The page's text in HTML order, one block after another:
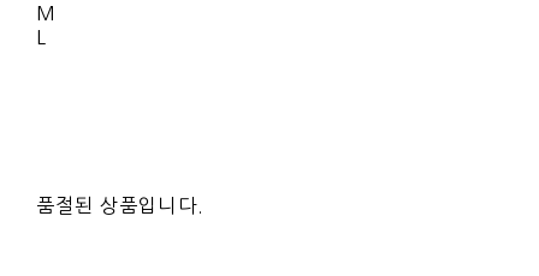
M
품절된 상품입니다.